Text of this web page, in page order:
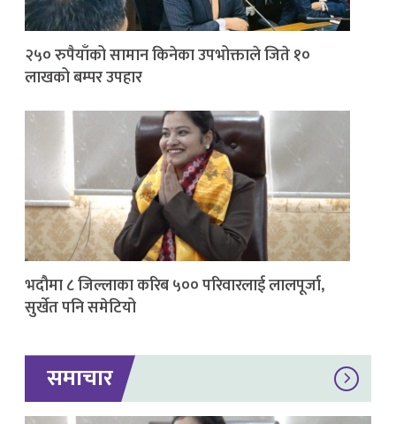
२५० रुपैयाँको सामान किनेका उपभोक्ताले जिते १०
लाखको बम्पर उपहार
भदौमा ८ जिल्लाका करिब ५०० परिवारलाई लालपूर्जा,
सुर्खेत पनि समेटियो
समाचार